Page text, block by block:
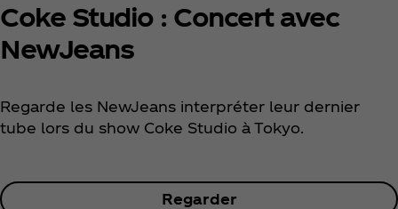
Coke Studio : Concert avec
NewJeans
Regarde les NewJeans interpréter leur dernier
tube lors du show Coke Studio à Tokyo.
Regarder